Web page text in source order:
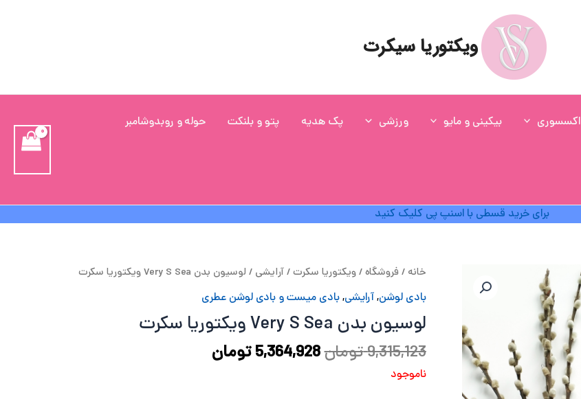
ویکتوریا سیکرت
اکسسوری بیکینی و مایو ورزشی پک هدیه پتو و بلنکت حوله و روبدوشامبر
برای خرید قسطی با اسنپ پی کلیک کنید
خانه /فروشگاه/ویکتوریا سکرت/آرایشی / لوسیون بدن Very S Sea ویکتوریا سکرت
بادی لوشن,آرایشی,بادی میست و بادی لوشن عطری
لوسیون بدن Very S Sea ویکتوریا سکرت
9,315,123تومان
قیمت
اصلی
9,315,123 تومان
بود.
5,364,928تومان
قیمت
فعلی
است.
ناموجود